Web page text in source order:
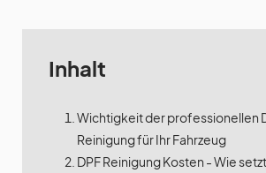
Inhalt
Wichtigkeit der professionellen
Reinigung für Ihr Fahrzeug
DPF Reinigung Kosten - Wie